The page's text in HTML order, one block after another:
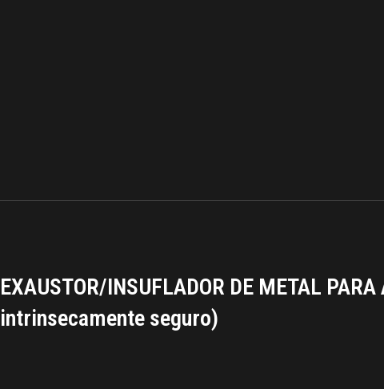
EXAUSTOR/INSUFLADOR DE METAL
intrinsecamente seguro)